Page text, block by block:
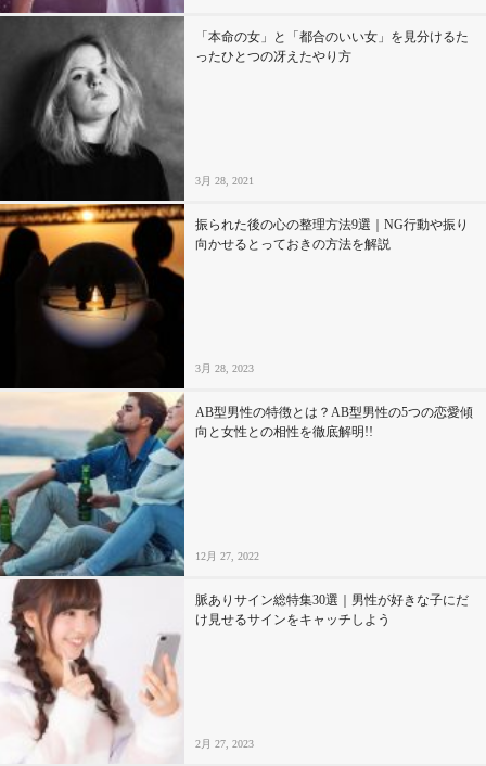
「本命の女」と「都合のいい女」を見分けるた
ったひとつの冴えたやり方
3月 28, 2021
振られた後の心の整理方法9選｜NG行動や振り
向かせるとっておきの方法を解説
3月 28, 2023
AB型男性の特徴とは？AB型男性の5つの恋愛傾
向と女性との相性を徹底解明!!
12月 27, 2022
脈ありサイン総特集30選｜男性が好きな子にだ
け見せるサインをキャッチしよう
2月 27, 2023